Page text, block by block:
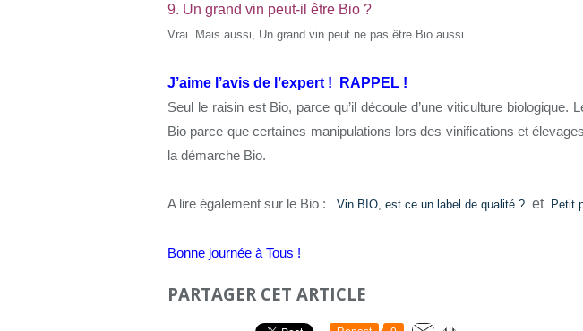
9. Un grand vin peut-il être Bio ?
Vrai. Mais aussi, Un grand vin peut ne pas être Bio aussi…
J’aime l’avis de l’expert ! RAPPEL !
Seul le raisin est Bio, parce qu’il découle d’une viticulture biologique.
Bio parce que certaines manipulations lors des vinifications et
la démarche Bio.
A lire également sur le Bio : Vin BIO, est ce un label de qualité ? et Petit
Bonne journée à Tous !
PARTAGER CET ARTICLE